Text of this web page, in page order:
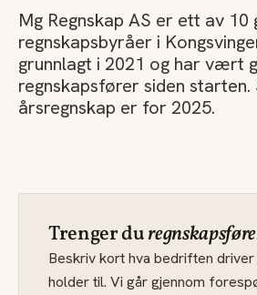
Mg Regnskap AS er ett av 10
regnskapsbyråer i
grunnlagt i 2021 og har vært
regnskapsfører siden
årsregnskap er for 2025.
Trenger du
Beskriv kort hva bedriften
holder til. Vi går gjennom